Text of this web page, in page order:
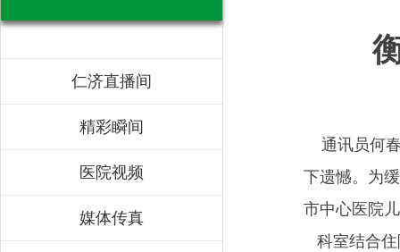
仁济直播间
精彩瞬间
医院视频
媒体传真
通讯员何春
下遗憾。为
市中心医院
科室结合住